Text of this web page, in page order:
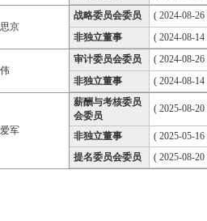
京
战略委员会委员
( 2024-08-
非独立董事
( 2024-08-
审计委员会委员
( 2024-08-
非独立董事
( 2024-08-
军
薪酬与考核委员
会委员
( 2025-08-
非独立董事
( 2025-05-
提名委员会委员
( 2025-08-